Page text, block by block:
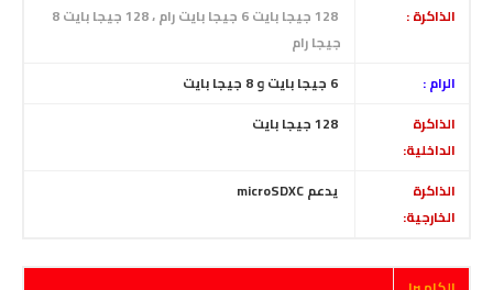
الذاكرة :
128 جيجا بايت 6 جيجا بايت رام ، 128 جيجا بايت 8
جيجا رام
الرام :
جيجا بايتو 8 جيجا بايت
الذاكرة
الداخلية:
جيجا بايت
الذاكرة
الخارجية:
يدعم microSDXC